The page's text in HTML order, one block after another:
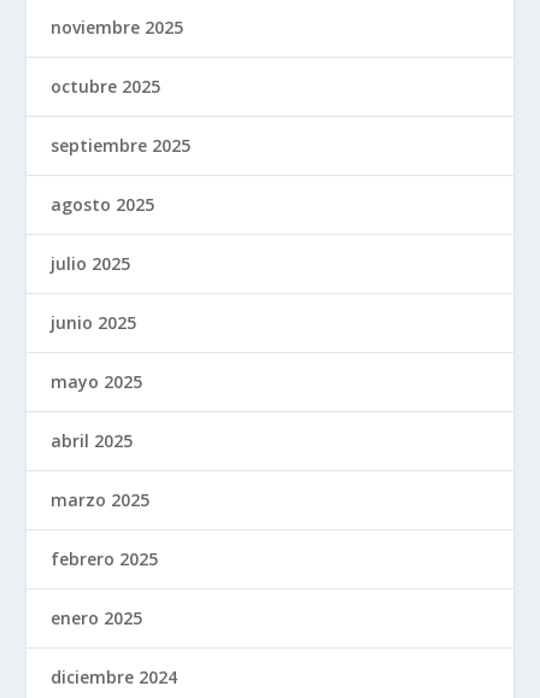
noviembre 2025
octubre 2025
septiembre 2025
agosto 2025
julio 2025
junio 2025
mayo 2025
abril 2025
marzo 2025
febrero 2025
enero 2025
diciembre 2024